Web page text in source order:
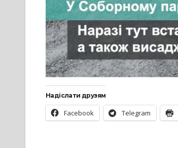
Надіслати друзям
Facebook Telegram